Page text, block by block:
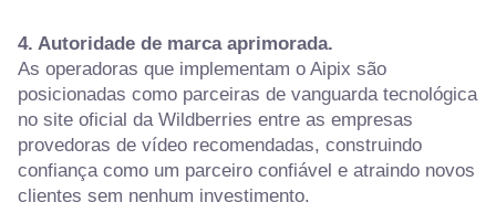
4. Autoridade de marca aprimorada.
As operadoras que implementam o Aipix são
posicionadas como parceiras de vanguarda tecnológica
no site oficial da Wildberries entre as empresas
provedoras de vídeo recomendadas, construindo
confiança como um parceiro confiável e atraindo novos
clientes sem nenhum investimento.